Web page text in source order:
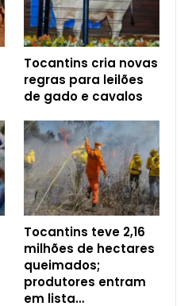
Tocantins cria novas
regras para leilões
de gado e cavalos
Tocantins teve 2,16
milhões de hectares
queimados;
produtores entram
em lista…